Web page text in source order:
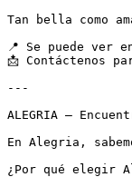
Tan bella como
📍 Se puede ver
📩 Contáctenos
---
ALEGRIA –
En Alegria,
¿Por qué elegir